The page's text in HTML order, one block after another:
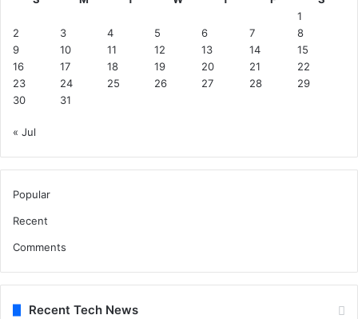
1
2
3 4 5 6 7
8
9
10 11 12 13 14
15
16
17 18 19 20 21
22
23
24 25 26 27 28
29
30
31
« Jul
Popular
Recent
Comments
Recent Tech News